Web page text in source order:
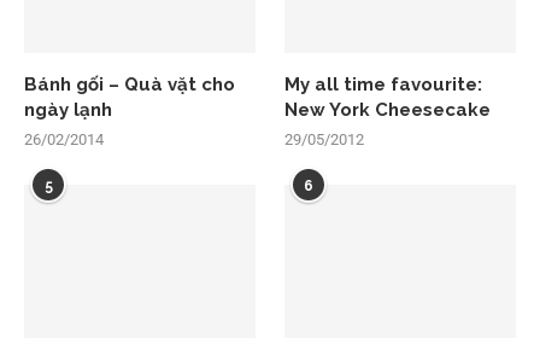
Bánh gối – Quà vặt cho
ngày lạnh
26/02/2014
My all time favourite:
New York Cheesecake
29/05/2012
5 6